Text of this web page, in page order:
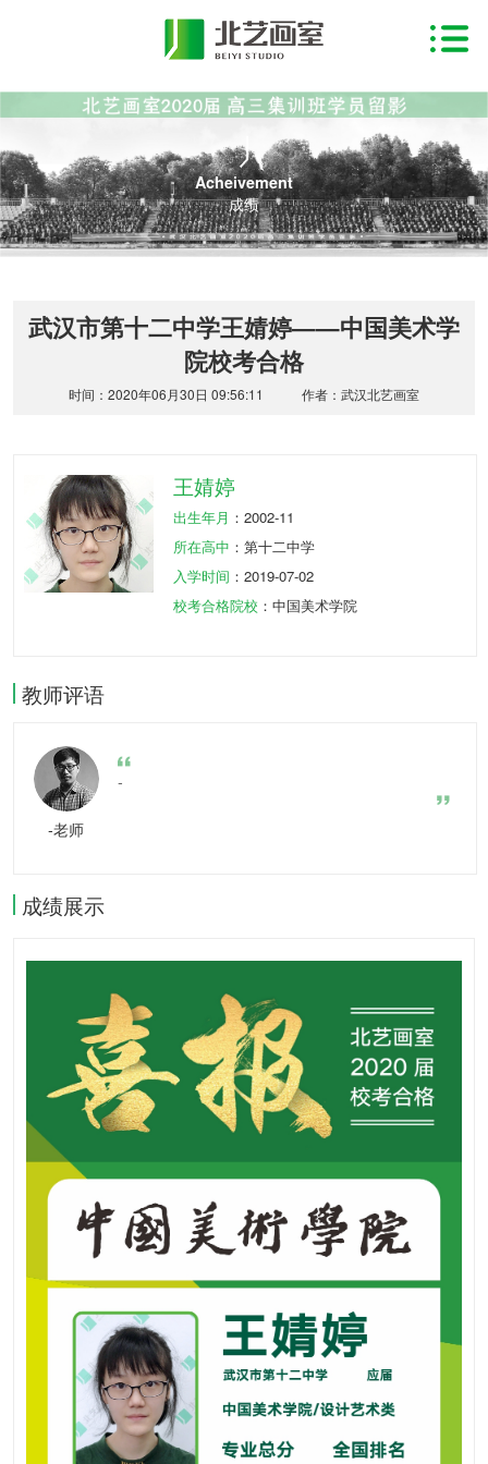
Acheivement
成绩
武汉市第十二中学王婧婷——中国美术学
院校考合格
时间：2020年06月30日 09:56:11 作者：武汉北艺画室
王婧婷
出生年月 ：2002-11
所在高中 ：第十二中学
入学时间 ：2019-07-02
校考合格院校 ：中国美术学院
教师评语
-老师
-
成绩展示